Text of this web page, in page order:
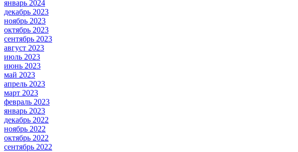
январь 2024
декабрь 2023
ноябрь 2023
октябрь 2023
сентябрь 2023
август 2023
июль 2023
июнь 2023
май 2023
апрель 2023
март 2023
февраль 2023
январь 2023
декабрь 2022
ноябрь 2022
октябрь 2022
сентябрь 2022